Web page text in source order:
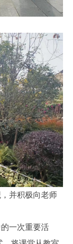
并积极向老师
一次重要活